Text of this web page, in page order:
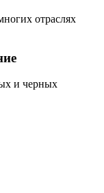
отраслях
и черных